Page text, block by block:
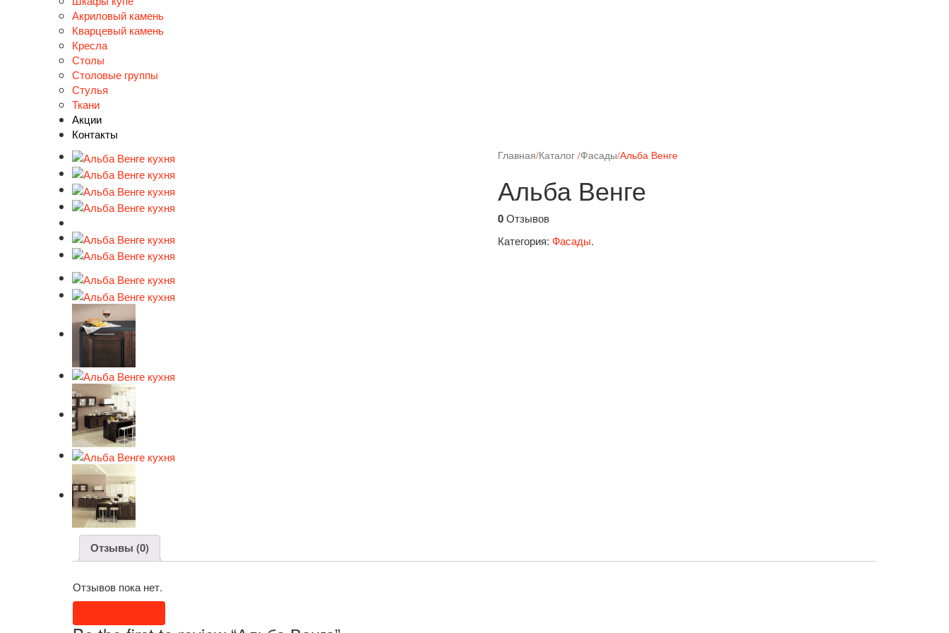
Акриловый камень
Кварцевый камень
Кресла
Столы
Столовые группы
Стулья
Ткани
Акции
Контакты
Главная/Каталог /Фасады/Альба Венге
Альба Венге
0Отзывов
Категория:Фасады.
Отзывы (0)
Отзывов пока нет.